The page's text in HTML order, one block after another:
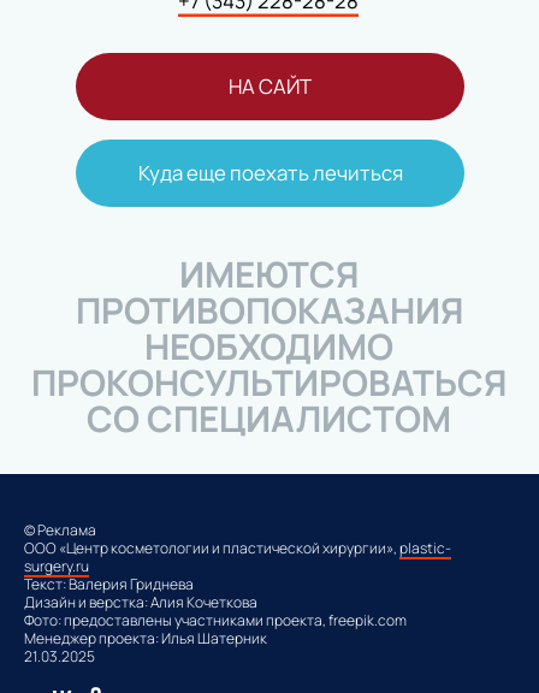
© Реклама
ООО «Центр косметологии и пластической хирургии»,plastic-
surgery.ru
Текст: Валерия Гриднева
Дизайн и верстка: Алия Кочеткова
Фото: предоставлены участниками проекта, freepik.com
Менеджер проекта: Илья Шатерник
21.03.2025